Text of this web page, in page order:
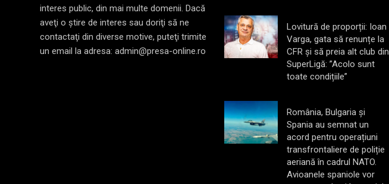
interes public, din mai multe domenii. Dacă
aveţi o ştire de interes sau doriţi să ne
contactaţi din diverse motive, puteţi trimite
un email la adresa: admin@presa-online.ro
Lovitură de proporții: Ioan
Varga, gata să renunțe la
CFR și să preia alt club din
SuperLigă: ”Acolo sunt
toate condițiile”
România, Bulgaria și
Spania au semnat un
acord pentru operațiuni
transfrontaliere de poliție
aeriană în cadrul NATO.
Avioanele spaniole vor